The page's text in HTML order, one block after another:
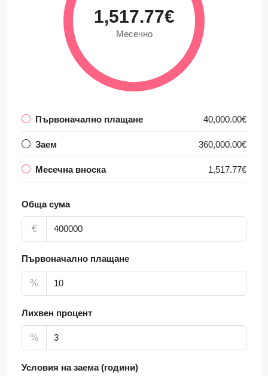
1,517.77€
Месечно
Първоначално плащане 40,000.00€
Заем 360,000.00€
Месечна вноска 1,517.77€
Обща сума
€
Първоначално плащане
%
Лихвен процент
%
Условия на заема (години)